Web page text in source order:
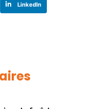
LinkedIn